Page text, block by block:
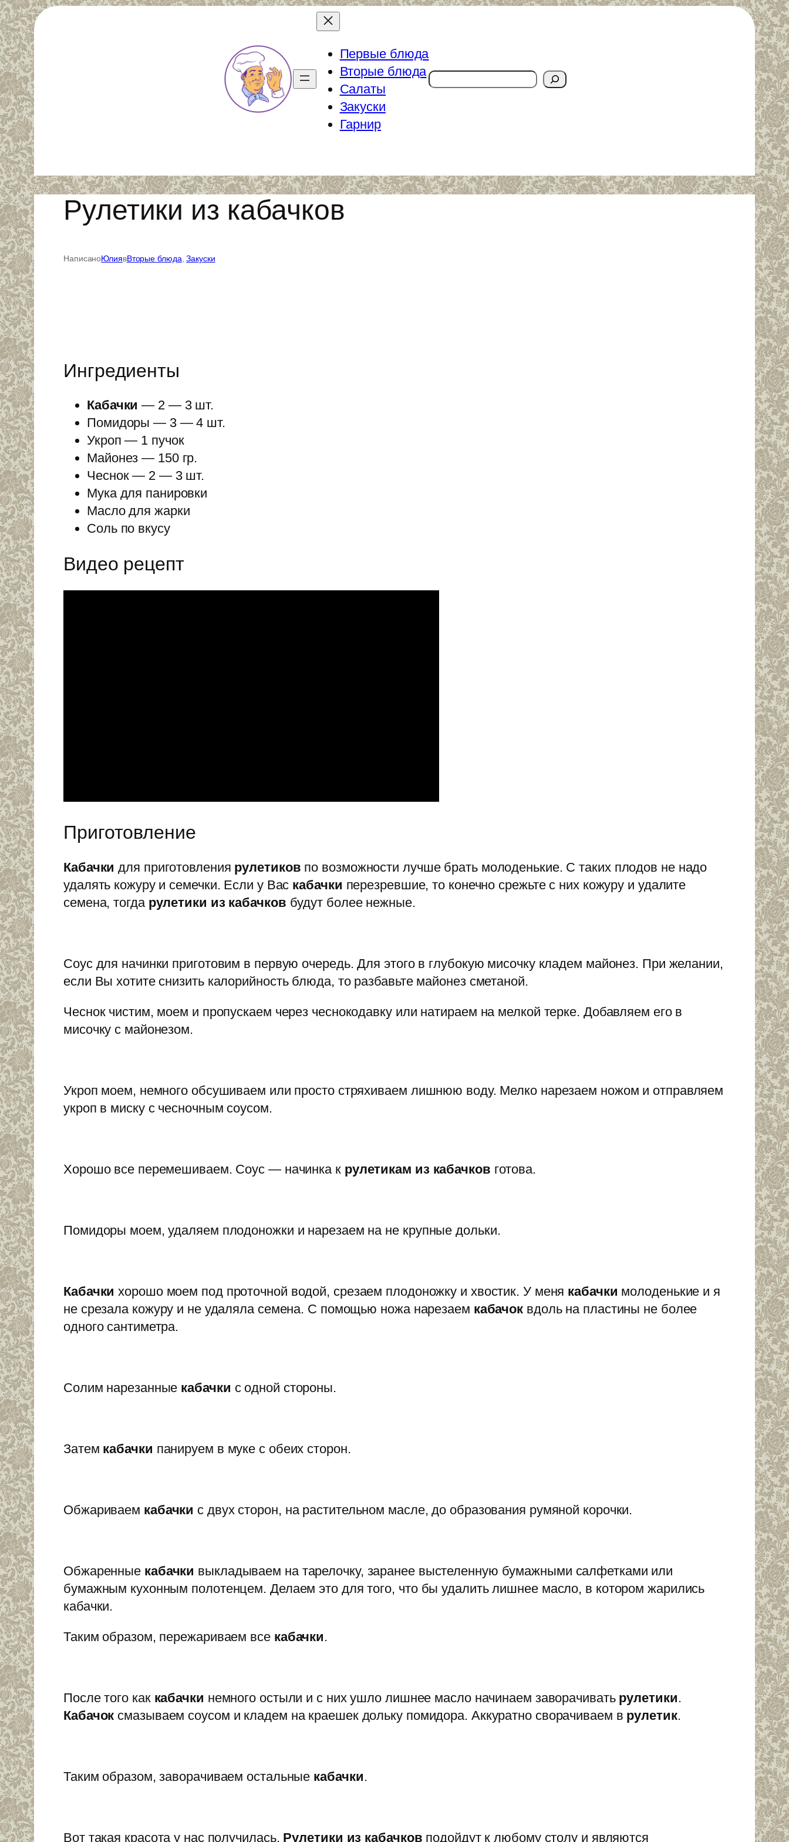
Перейти
к
содержимому
Первые блюда
Вторые блюда
Салаты
Закуски
Гарнир
Поиск
Рулетики из кабачков
НаписаноЮлиявВторые блюда, Закуски
Ингредиенты
Кабачки — 2 — 3 шт.
Помидоры — 3 — 4 шт.
Укроп — 1 пучок
Майонез — 150 гр.
Чеснок — 2 — 3 шт.
Мука для панировки
Масло для жарки
Соль по вкусу
Видео рецепт
Приготовление
Кабачки для приготовления рулетиков по возможности лучше брать молоденькие. С таких плодов не надо
удалять кожуру и семечки. Если у Вас кабачки перезревшие, то конечно срежьте с них кожуру и удалите
семена, тогда рулетики из кабачков будут более нежные.
Соус для начинки приготовим в первую очередь. Для этого в глубокую мисочку кладем майонез. При желании,
если Вы хотите снизить калорийность блюда, то разбавьте майонез сметаной.
Чеснок чистим, моем и пропускаем через чеснокодавку или натираем на мелкой терке. Добавляем его в
мисочку с майонезом.
Укроп моем, немного обсушиваем или просто стряхиваем лишнюю воду. Мелко нарезаем ножом и отправляем
укроп в миску с чесночным соусом.
Хорошо все перемешиваем. Соус — начинка к рулетикам из кабачков готова.
Помидоры моем, удаляем плодоножки и нарезаем на не крупные дольки.
Кабачки хорошо моем под проточной водой, срезаем плодоножку и хвостик. У меня кабачки молоденькие и я
не срезала кожуру и не удаляла семена. С помощью ножа нарезаем кабачок вдоль на пластины не более
одного сантиметра.
Солим нарезанные кабачки с одной стороны.
Затем кабачки панируем в муке с обеих сторон.
Обжариваем кабачки с двух сторон, на растительном масле, до образования румяной корочки.
Обжаренные кабачки выкладываем на тарелочку, заранее выстеленную бумажными салфетками или
бумажным кухонным полотенцем. Делаем это для того, что бы удалить лишнее масло, в котором жарились
кабачки.
Таким образом, пережариваем все кабачки.
После того как кабачки немного остыли и с них ушло лишнее масло начинаем заворачивать рулетики.
Кабачок смазываем соусом и кладем на краешек дольку помидора. Аккуратно сворачиваем в рулетик.
Таким образом, заворачиваем остальные кабачки.
Вот такая красота у нас получилась. Рулетики из кабачков подойдут к любому столу и являются